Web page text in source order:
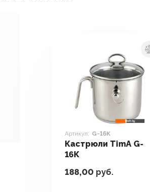
Артикул: G-16К
Кастрюли TimA G-
16К
188,00 руб.